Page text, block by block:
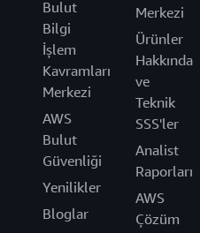
Bulut
Bilgi
İşlem
Kavramları
Merkezi
AWS
Bulut
Güvenliği
Yenilikler
Bloglar
Merkezi
Ürünler
Hakkında
ve
Teknik
SSS'ler
Analist
Raporları
AWS
Çözüm